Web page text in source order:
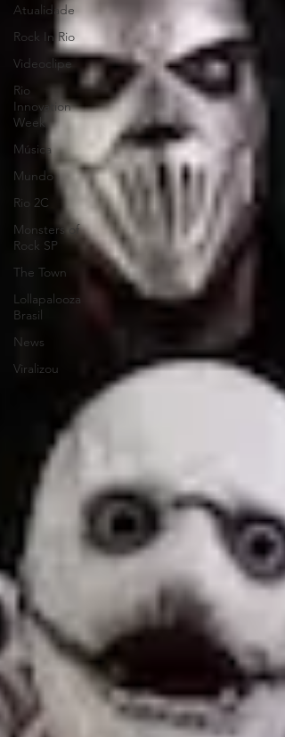
Atualidade
Rock In Rio
Videoclipe
Rio
Innovation
Week
Música
Mundo
Rio 2C
Monsters of
Rock SP
The Town
Lollapalooza
Brasil
News
Viralizou